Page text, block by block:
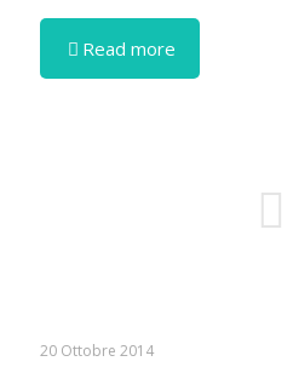
Read more
20 Ottobre 2014